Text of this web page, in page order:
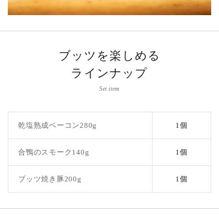
ブッツを楽しめる
ラインナップ
Set item
乾塩熟成ベーコン280g 1個
合鴨のスモーク140g 1個
ブッツ焼き豚200g 1個